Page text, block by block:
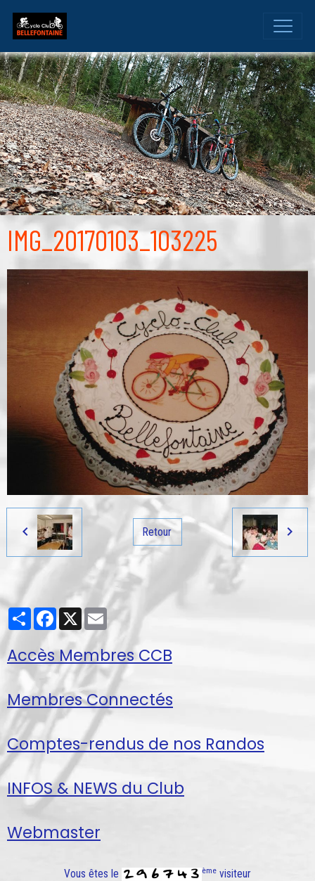
IMG_20170103_103225
Retour
PartagerFacebook
X Email
Accès Membres CCB
Membres Connectés
Comptes-rendus de nos Randos
INFOS & NEWS du Club
Webmaster
Vous êtes le ème visiteur